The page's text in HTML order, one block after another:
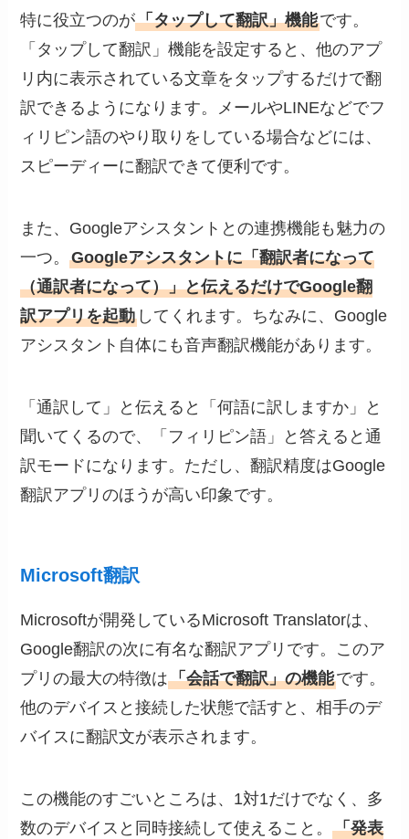
特に役立つのが「タップして翻訳」機能です。
「タップして翻訳」機能を設定すると、他のアプ
リ内に表示されている文章をタップするだけで翻
訳できるようになります。メールやLINEなどでフ
ィリピン語のやり取りをしている場合などには、
スピーディーに翻訳できて便利です。
また、Googleアシスタントとの連携機能も魅力の
一つ。Googleアシスタントに「翻訳者になって
（通訳者になって）」と伝えるだけでGoogle翻
訳アプリを起動 してくれます。ちなみに、Google
アシスタント自体にも音声翻訳機能があります。
「通訳して」と伝えると「何語に訳しますか」と
聞いてくるので、「フィリピン語」と答えると通
訳モードになります。ただし、翻訳精度はGoogle
翻訳アプリのほうが高い印象です。
Microsoft翻訳
Microsoftが開発しているMicrosoft Translatorは、
Google翻訳の次に有名な翻訳アプリです。このア
プリの最大の特徴は「会話で翻訳」の機能です。
他のデバイスと接続した状態で話すと、相手のデ
バイスに翻訳文が表示されます。
この機能のすごいところは、1対1だけでなく、多
数のデバイスと同時接続して使えること。「発表